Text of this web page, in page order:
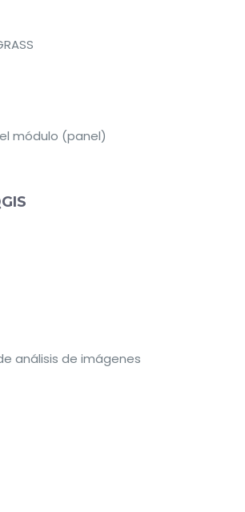
módulo (panel)
análisis de imágenes